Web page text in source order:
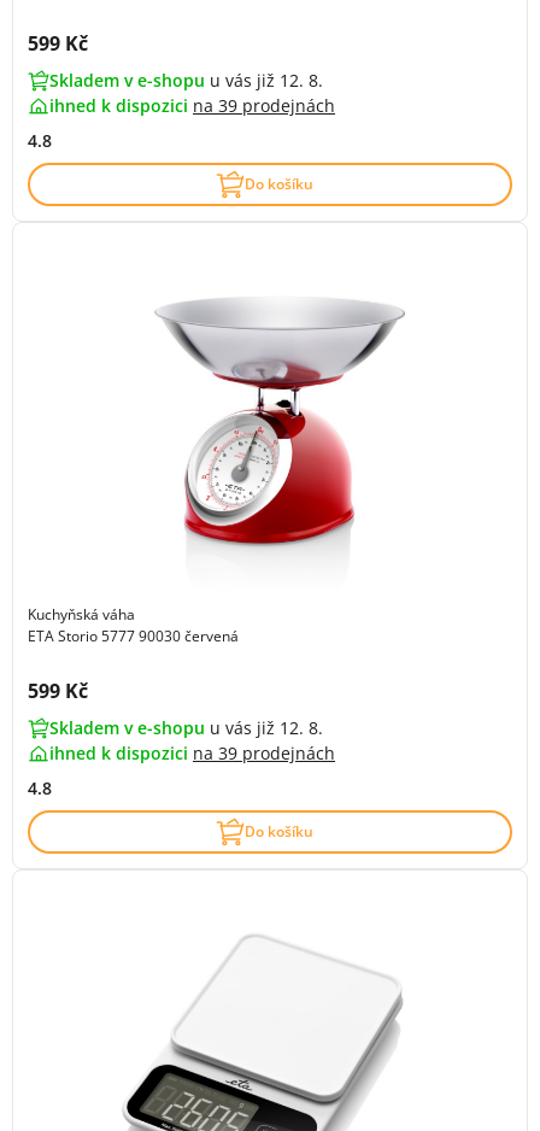
Cena s DPH:
599 Kč
Skladem v e-shopu u vás již 12. 8.
ihned k dispozici na 39 prodejnách
4.8
Do košíku
Kuchyňská váha
ETA Storio 5777 90030 červená
Cena s DPH:
599 Kč
Skladem v e-shopu u vás již 12. 8.
ihned k dispozici na 39 prodejnách
4.8
Do košíku